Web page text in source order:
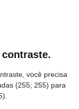
você precisa
(255; 255) para